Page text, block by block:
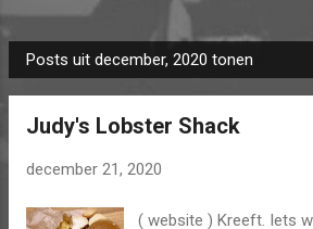
MEER…
P
o
Posts uit december, 2020 tonen
Judy's Lobster Shack
december 21, 2020
( website ) Kreeft. Iets